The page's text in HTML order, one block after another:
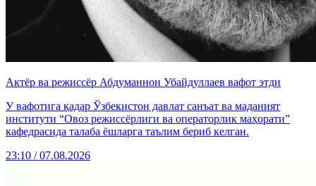
Актёр ва режиссёр Абдуманнон Убайдуллаев вафот этди
У вафотига қадар Ўзбекистон давлат санъат ва маданият
институти “Овоз режиссёрлиги ва операторлик маҳорати”
кафедрасида талаба ёшларга таълим бериб келган.
23:10 / 07.08.2026